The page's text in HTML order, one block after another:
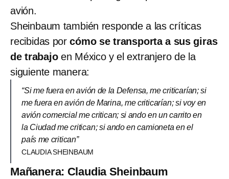
avión.
Sheinbaum también responde a las críticas
recibidas porcómo se transporta a sus giras
de trabajoen México y el extranjero de la
siguiente manera:
“Si me fuera en avión de la Defensa, me criticarían; si
me fuera en avión de Marina, me criticarían; si voy en
avión comercial me critican; si ando en un carrito en
la Ciudad me critican; si ando en camioneta en el
país me critican”
CLAUDIA SHEINBAUM
Mañanera: Claudia Sheinbaum